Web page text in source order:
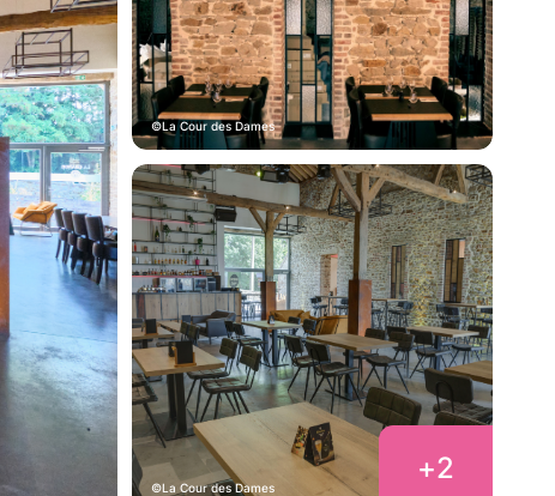
La Cour des Dames
La Cour des Dames
+2